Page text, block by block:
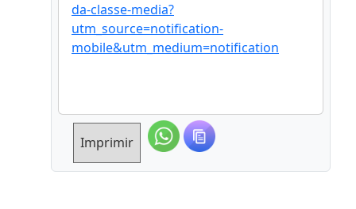
da-classe-media?
utm_source=notification-
mobile&utm_medium=notification
Imprimir